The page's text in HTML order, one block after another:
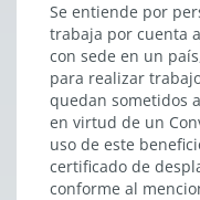
Se entiende por
trabaja por cuenta
con sede en un
para realizar
quedan sometidos
en virtud de un
uso de este
certificado de
conforme al